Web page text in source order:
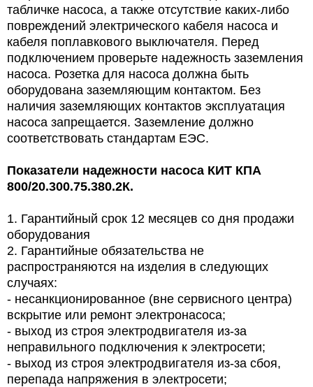
табличке насоса, а также отсутствие каких-либо
повреждений электрического кабеля насоса и
кабеля поплавкового выключателя. Перед
подключением проверьте надежность заземления
насоса. Розетка для насоса должна быть
оборудована заземляющим контактом. Без
наличия заземляющих контактов эксплуатация
насоса запрещается. Заземление должно
соответствовать стандартам ЕЭС.
Показатели надежности насоса КИТ КПА
800/20.300.75.380.2К.
1. Гарантийный срок 12 месяцев со дня продажи
оборудования
2. Гарантийные обязательства не
распространяются на изделия в следующих
случаях:
- несанкционированное (вне сервисного центра)
вскрытие или ремонт электронасоса;
- выход из строя электродвигателя из-за
неправильного подключения к электросети;
- выход из строя электродвигателя из-за сбоя,
перепада напряжения в электросети;